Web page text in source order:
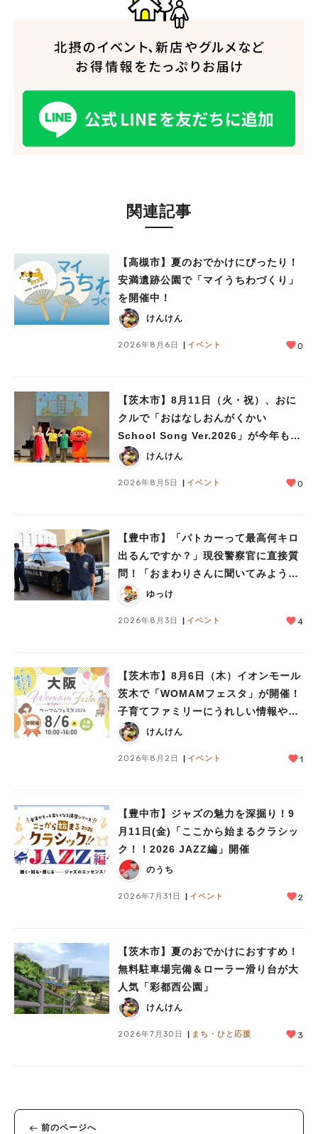
関連記事
【高槻市】夏のおでかけにぴったり！
安満遺跡公園で「マイうちわづくり」
を開催中！
けんけん
2026年8月6日 イベント 0
【茨木市】8月11日（火・祝）、おに
クルで「おはなしおんがくかい
School Song Ver.2026」が今年も開
催！テーマは「学校」♪
けんけん
2026年8月5日 イベント 0
【豊中市】「パトカーって最高何キロ
出るんですか？」現役警察官に直接質
問！「おまわりさんに聞いてみよう」
に参加しました
ゆっけ
2026年8月3日 イベント 4
【茨木市】8月6日（木）イオンモール
茨木で「WOMAMフェスタ」が開催！
子育てファミリーにうれしい情報やプ
レゼントがいっぱい♪
けんけん
2026年8月2日 イベント 1
【豊中市】ジャズの魅力を深掘り！9
月11日(金)「ここから始まるクラシッ
ク！！2026 JAZZ編」開催
のうち
2026年7月31日 イベント 2
【茨木市】夏のおでかけにおすすめ！
無料駐車場完備＆ローラー滑り台が大
人気「彩都西公園」
けんけん
2026年7月30日 まち・ひと応援 3
前のページへ
人気のキーワード
#あなたはどっち？